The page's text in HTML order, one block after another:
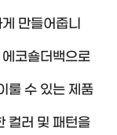
만들어줍니
코숄더백으로
룰 수 있는 제품
컬러 및 패턴을